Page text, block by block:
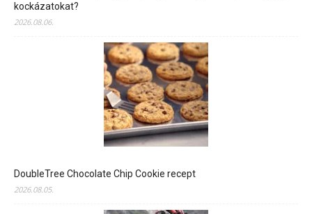
kockázatokat?
2026.08.06.
DoubleTree Chocolate Chip Cookie recept
2026.08.05.